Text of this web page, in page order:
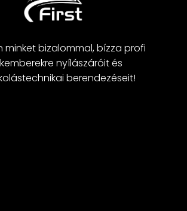
minket bizalommal, bízza profi
nyílászáróit és
berendezéseit!